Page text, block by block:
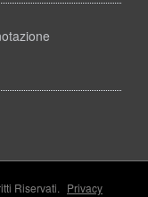
Riservati. Privacy